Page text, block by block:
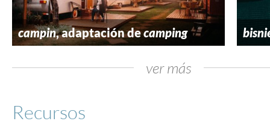
campin, adaptación decamping
ver más
Recursos